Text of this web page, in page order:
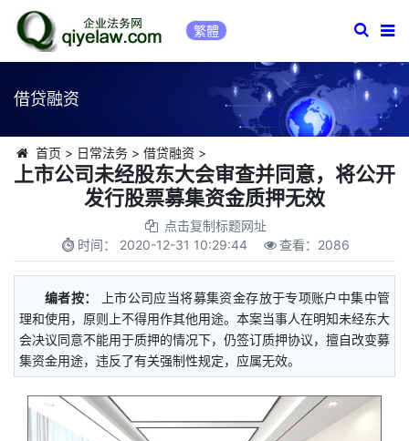
繁體
借贷融资
首页 > 日常法务> 借贷融资 >
上市公司未经股东大会审查并同意，将公开
发行股票募集资金质押无效
点击复制标题网址
时间： 2020-12-31 10:29:44 查看： 2086
编者按：
上市公司应当将募集资金存放于专项账户中集中管
理和使用，原则上不得用作其他用途。本案当事人在明知未经东大
会决议同意不能用于质押的情况下，仍签订质押协议，擅自改变募
集资金用途，违反了有关强制性规定，应属无效。